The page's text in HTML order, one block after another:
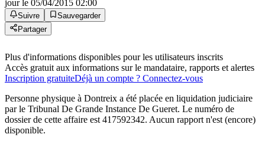
jour le 05/04/2015 02:00
Suivre
Sauvegarder
Partager
Plus d'informations disponibles pour les utilisateurs inscrits
Accès gratuit aux informations sur le mandataire, rapports et alertes
Inscription gratuiteDéjà un compte ? Connectez-vous
Personne physique à Dontreix a été placée en liquidation judiciaire
par le Tribunal De Grande Instance De Gueret. Le numéro de
dossier de cette affaire est 417592342. Aucun rapport n'est (encore)
disponible.